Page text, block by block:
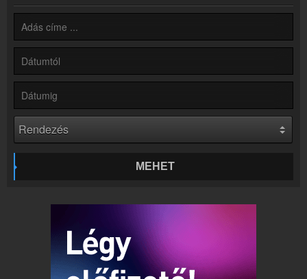
Írj nekünk!
Partnerek
Rádiós partnerek
Ágyazd be weboldaladba
Készítés lépésről lépésre
MEHET